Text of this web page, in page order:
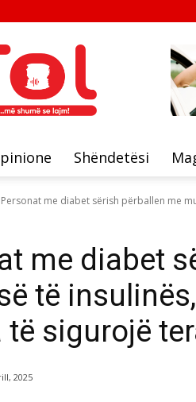
FOL
Shëndetësi
Personat me diabet sërish përballen me
me diabet
të
të sigurojë
2025